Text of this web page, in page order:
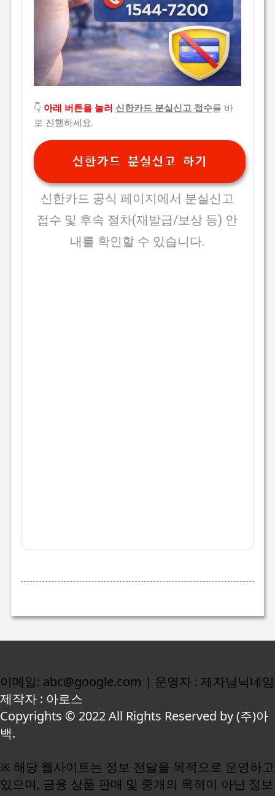
👇 아래 버튼을 눌러 신한카드 분실신고 접수를 바
로 진행하세요.
신한카드 분실신고 하기
신한카드 공식 페이지에서 분실신고
접수 및 후속 절차(재발급/보상 등) 안
내를 확인할 수 있습니다.
이메일: abc@google.com | 운영자 : 제자님닉네임
제작자 : 아로스
Copyrights © 2022 All Rights Reserved by (주)아
백.
※ 해당 웹사이트는 정보 전달을 목적으로 운영하고
있으며, 금융 상품 판매 및 중개의 목적이 아닌 정보